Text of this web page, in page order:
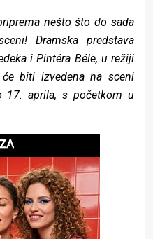
nešto što do sada
Dramska predstava
i Pintéra Béle, u režiji
će biti izvedena na sceni
17. aprila, s početkom u